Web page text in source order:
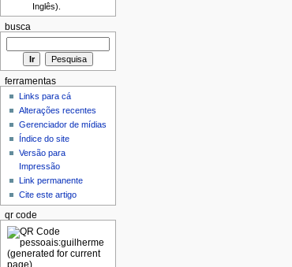
Inglês).
busca
ferramentas
Links para cá
Alterações recentes
Gerenciador de mídias
Índice do site
Versão para
Impressão
Link permanente
Cite este artigo
qr code